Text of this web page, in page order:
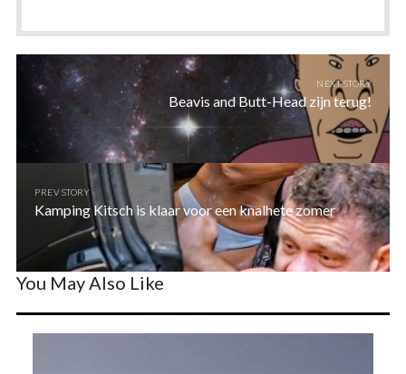
NEXT STORY
Beavis and Butt-Head zijn terug!
PREV STORY
Kamping Kitsch is klaar voor een knalhete zomer
You May Also Like